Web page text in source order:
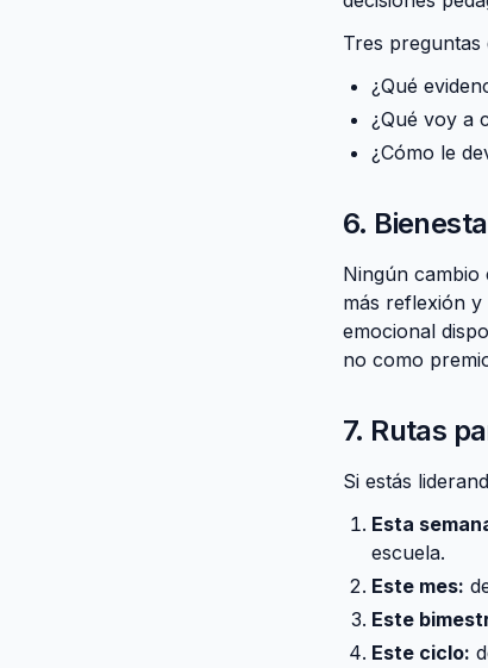
Tres preguntas
¿Qué
¿Qué voy a
¿Cómo le
6.
Ningún cambio
más reflexión
emocional
no como
7. Rutas
Si estás
Esta
escuela.
Este mes:
Este
Este ciclo: